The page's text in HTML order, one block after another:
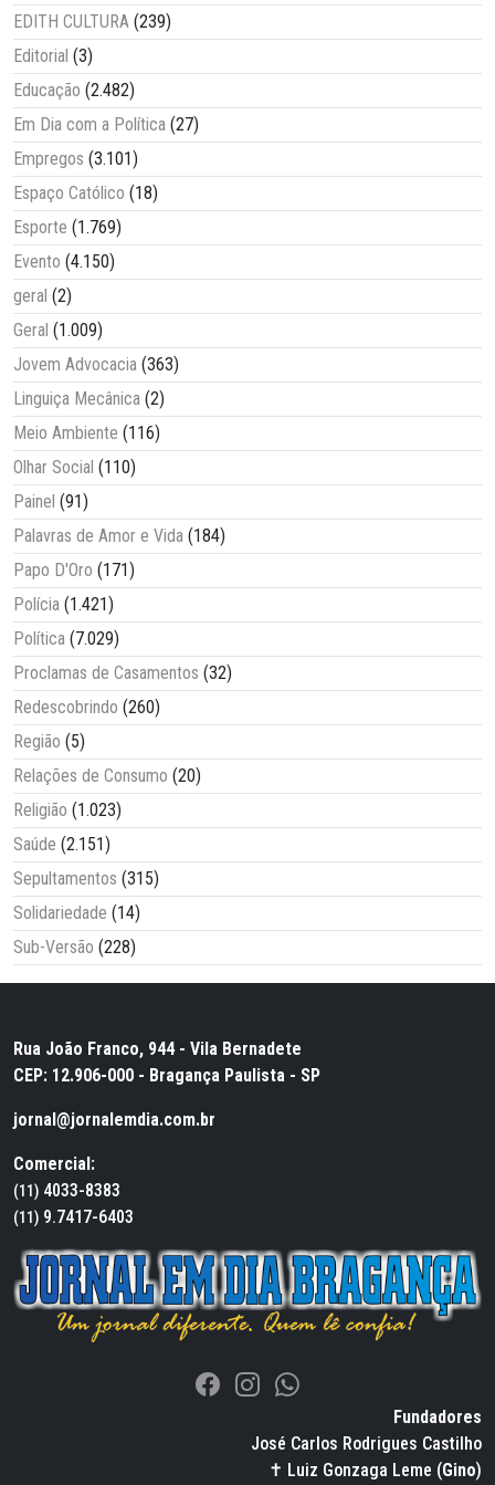
EDITH CULTURA (239)
Editorial (3)
Educação (2.482)
Em Dia com a Política (27)
Empregos (3.101)
Espaço Católico (18)
Esporte (1.769)
Evento (4.150)
geral (2)
Geral (1.009)
Jovem Advocacia (363)
Linguiça Mecânica (2)
Meio Ambiente (116)
Olhar Social (110)
Painel (91)
Palavras de Amor e Vida (184)
Papo D'Oro (171)
Polícia (1.421)
Política (7.029)
Proclamas de Casamentos (32)
Redescobrindo (260)
Região (5)
Relações de Consumo (20)
Religião (1.023)
Saúde (2.151)
Sepultamentos (315)
Solidariedade (14)
Sub-Versão (228)
Rua João Franco, 944 - Vila Bernadete
CEP: 12.906-000 - Bragança Paulista - SP
jornal@jornalemdia.com.br
Comercial:
(11) 4033-8383
(11) 9.7417-6403
Fundadores
José Carlos Rodrigues Castilho
✝ Luiz Gonzaga Leme (Gino)